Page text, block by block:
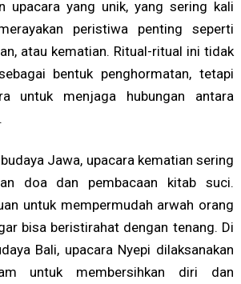
upacara yang unik, yang sering kali
peristiwa penting seperti
atau kematian. Ritual-ritual ini tidak
bentuk penghormatan, tetapi
untuk menjaga hubungan antara
Jawa, upacara kematian sering
doa dan pembacaan kitab suci.
untuk mempermudah arwah orang
bisa beristirahat dengan tenang. Di
Bali, upacara Nyepi dilaksanakan
untuk membersihkan diri dan